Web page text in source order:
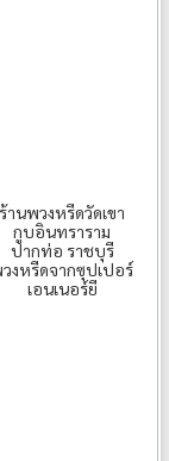
ร้านพวงหรีดวัดเขา
กูบอินทราราม
ปากท่อ ราชบุรี
งหรีดจากซุปเปอร์
เอนเนอร์ยี